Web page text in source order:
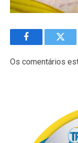
Facebook
Os comentários